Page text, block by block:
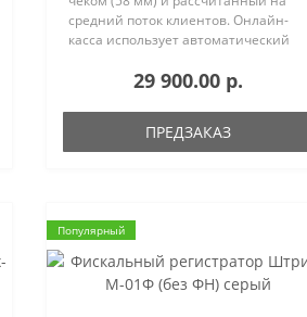
средний поток клиентов. Онлайн-
касса использует автоматический
производства. Надежный механизм
защищает от заклинивания ножа.
АТОЛ ..
29 900.00 р.
ПРЕДЗАКАЗ
Популярный